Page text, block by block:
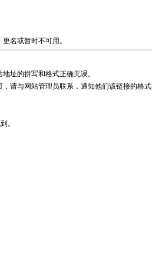
名或暂时不可用。
址的拼写和格式正确无误。
请与网站管理员联系，通知他们该链接的格
。